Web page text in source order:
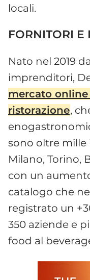
locali.
FORNITORI E
Nato nel 2019
imprenditori,
mercato
ristorazione,
sono oltre mille
Milano, Torino,
con un
catalogo che
registrato un
350 aziende e
food al